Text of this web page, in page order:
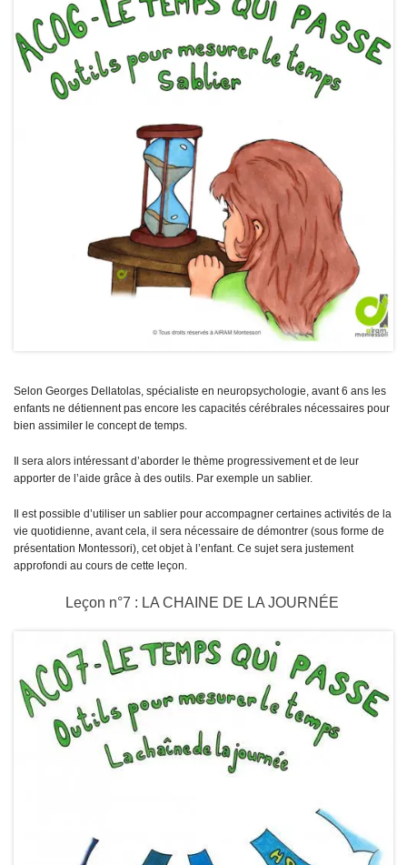
Selon Georges Dellatolas, spécialiste en neuropsychologie, avant 6 ans les
enfants ne détiennent pas encore les capacités cérébrales nécessaires pour
bien assimiler le concept de temps.
Il sera alors intéressant d’aborder le thème progressivement et de leur
apporter de l’aide grâce à des outils. Par exemple un sablier.
Il est possible d’utiliser un sablier pour accompagner certaines activités de la
vie quotidienne, avant cela, il sera nécessaire de démontrer (sous forme de
présentation Montessori), cet objet à l’enfant. Ce sujet sera justement
approfondi au cours de cette leçon.
Leçon n°7 : LA CHAINE DE LA JOURNÉE